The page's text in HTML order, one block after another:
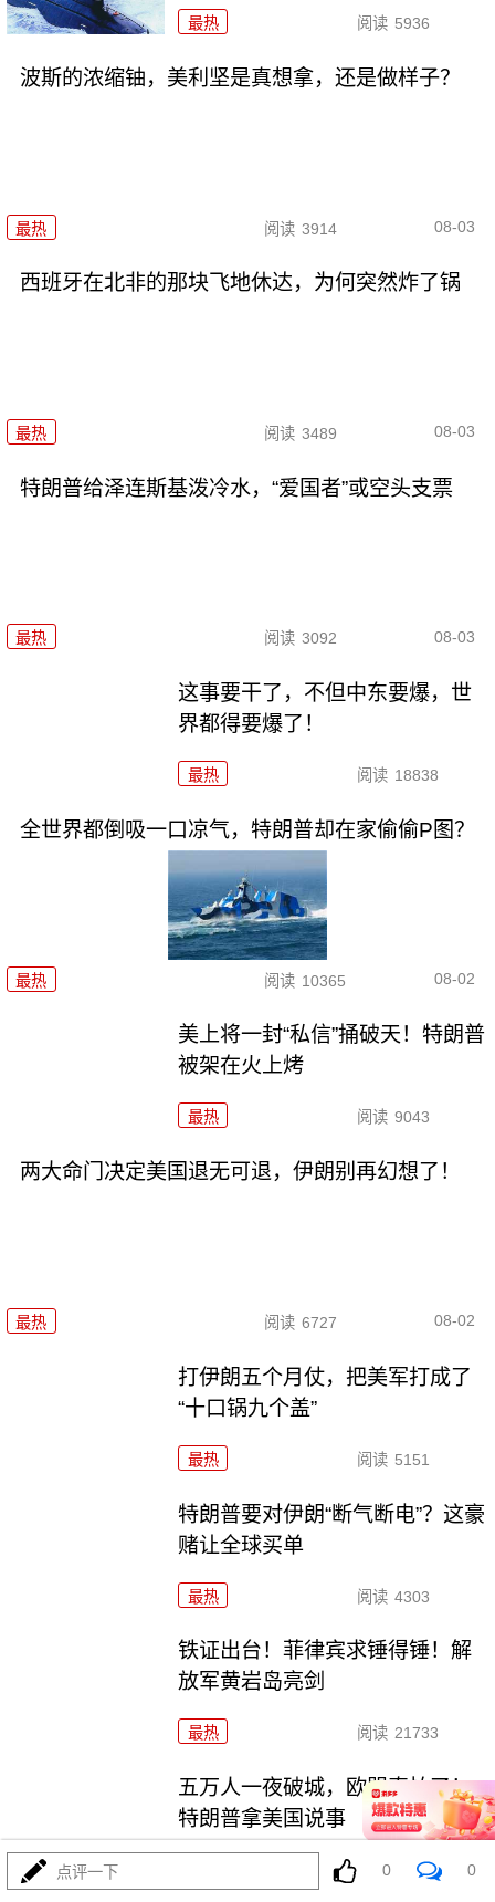
最热 阅读 5936
波斯的浓缩铀，美利坚是真想拿，还是做样子？
最热 阅读 3914 08-03
西班牙在北非的那块飞地休达，为何突然炸了锅
最热 阅读 3489 08-03
特朗普给泽连斯基泼冷水，“爱国者”或空头支票
最热 阅读 3092 08-03
这事要干了，不但中东要爆，世
界都得要爆了！
最热 阅读 18838
全世界都倒吸一口凉气，特朗普却在家偷偷P图？
最热 阅读 10365 08-02
美上将一封“私信”捅破天！特朗普
被架在火上烤
最热 阅读 9043
两大命门决定美国退无可退，伊朗别再幻想了！
最热 阅读 6727 08-02
打伊朗五个月仗，把美军打成了
“十口锅九个盖”
最热 阅读 5151
特朗普要对伊朗“断气断电”？这豪
赌让全球买单
最热 阅读 4303
铁证出台！菲律宾求锤得锤！解
放军黄岩岛亮剑
最热 阅读 21733
五万人一夜破城，欧盟真怕了！
特朗普拿美国说事
阅读 14766
点评一下 0 0